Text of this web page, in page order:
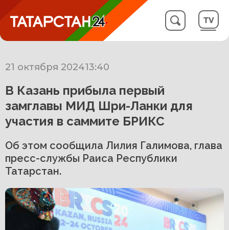
21 октября 202413:40
В Казань прибыла первый
замглавы МИД Шри-Ланки для
участия в саммите БРИКС
Об этом сообщила Лилия Галимова, глава
пресс-службы Раиса Республики
Татарстан.